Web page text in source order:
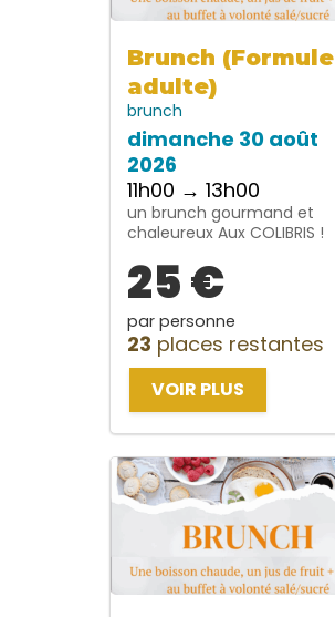
Brunch (Formule
adulte)
brunch
dimanche 30 août
2026
11h00 → 13h00
un brunch gourmand et
chaleureux Aux COLIBRIS !
25 €
par personne
23 places restantes
VOIR PLUS